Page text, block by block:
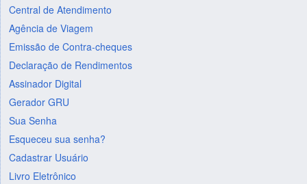
Central de Atendimento
Agência de Viagem
Emissão de Contra-cheques
Declaração de Rendimentos
Assinador Digital
Gerador GRU
Sua Senha
Esqueceu sua senha?
Cadastrar Usuário
Livro Eletrônico